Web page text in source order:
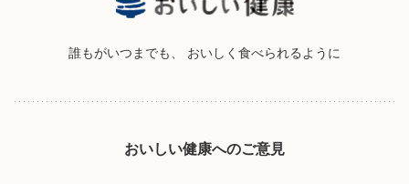
誰もがいつまでも、 おいしく食べられるように
おいしい健康へのご意見